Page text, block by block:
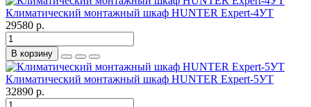
Климатический монтажный шкаф HUNTER Expert-4УТ
29580 р.
В корзину
Климатический монтажный шкаф HUNTER Expert-5УТ
32890 р.